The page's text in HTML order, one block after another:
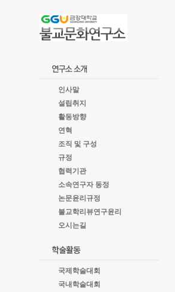
인사말
설립취지
활동방향
연혁
조직 및 구성
규정
협력기관
소속연구자 동정
논문윤리규정
불교학리뷰연구윤리
오시는길
국제학술대회
국내학술대회